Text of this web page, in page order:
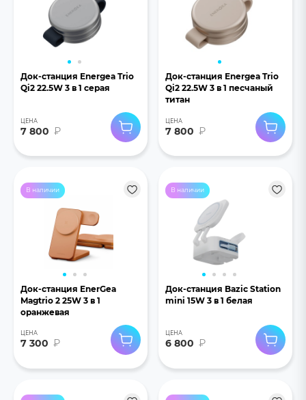
Док-станция Energea Trio
Qi2 22.5W 3 в 1 серая
ЦЕНА
7 800 ₽
Док-станция Energea Trio
Qi2 22.5W 3 в 1 песчаный
титан
ЦЕНА
7 800 ₽
В наличии
Док-станция EnerGea
Magtrio 2 25W 3 в 1
оранжевая
ЦЕНА
7 300 ₽
В наличии
Док-станция Bazic Station
mini 15W 3 в 1 белая
ЦЕНА
6 800 ₽